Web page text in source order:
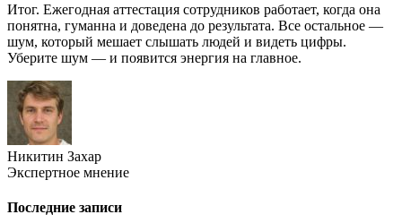
Итог. Ежегодная аттестация сотрудников работает, когда она
понятна, гуманна и доведена до результата. Все остальное —
шум, который мешает слышать людей и видеть цифры.
Уберите шум — и появится энергия на главное.
Никитин Захар
Экспертное мнение
Последние записи